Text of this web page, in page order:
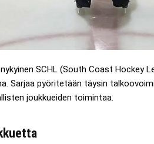
SCHL (South Coast Hockey
Sarjaa pyöritetään täysin
joukkueiden toimintaa.